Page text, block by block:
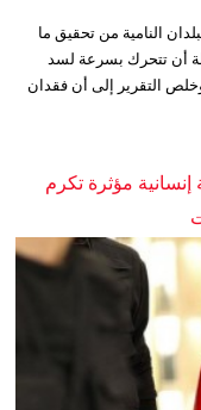
النامية من تحقيق ما
أن تتحرك بسرعة لسد
التقرير إلى أن فقدان
مؤثرة تكرم